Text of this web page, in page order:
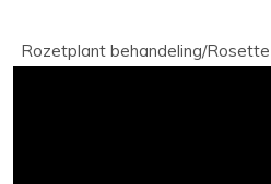
behandeling/Rosette